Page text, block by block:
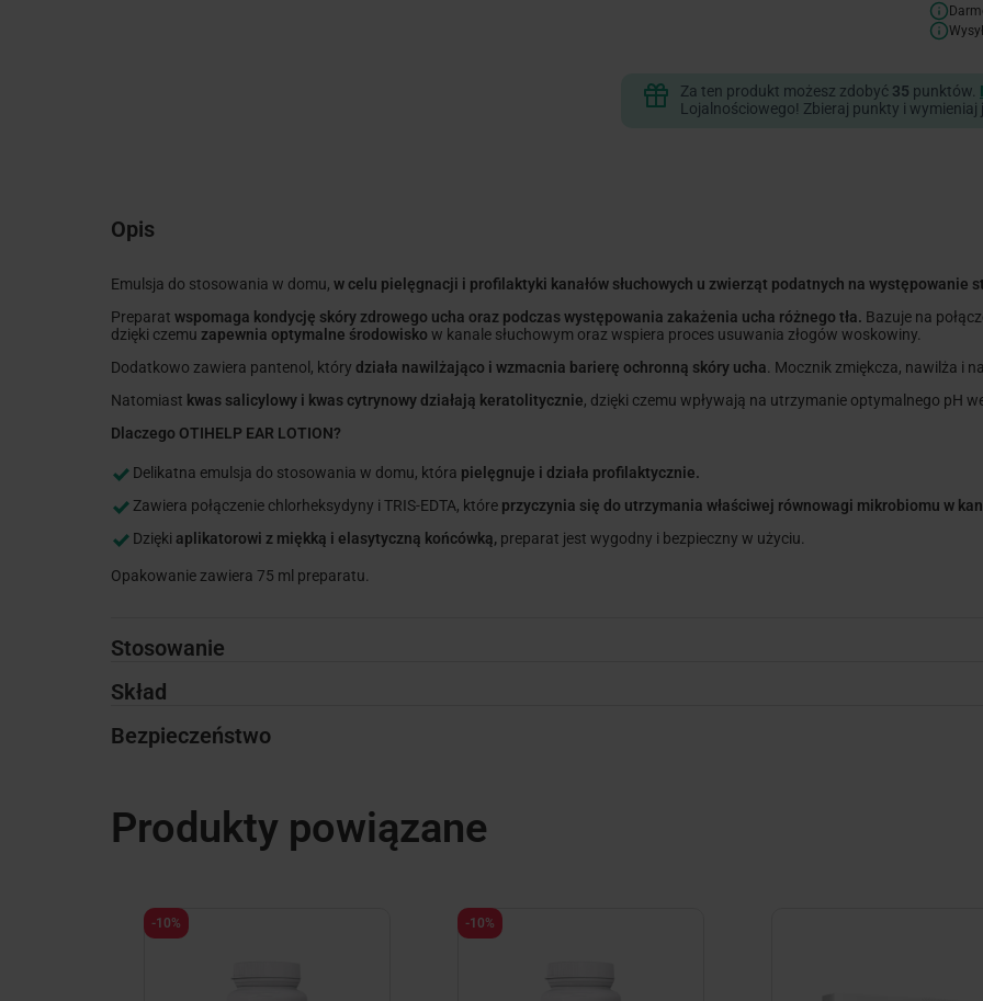
Za ten produkt możesz zdobyć 35 punktów.
Lojalnościowego! Zbieraj punkty i wymieniaj
Opis
Emulsja do stosowania w domu, w celu pielęgnacji i profilaktyki kanałów słuchowych u zwierząt podatnych na występowanie
Preparat wspomaga kondycję skóry zdrowego ucha oraz podczas występowania zakażenia ucha różnego tła. Bazuje na
dzięki czemu zapewnia optymalne środowisko w kanale słuchowym oraz wspiera proces usuwania złogów woskowiny.
Dodatkowo zawiera pantenol, który działa nawilżająco i wzmacnia barierę ochronną skóry ucha . Mocznik zmiękcza, nawilża i
Natomiast kwas salicylowy i kwas cytrynowy działają keratolitycznie, dzięki czemu wpływają na utrzymanie optymalnego pH
Dlaczego OTIHELP EAR LOTION?
Delikatna emulsja do stosowania w domu, która pielęgnuje i działa profilaktycznie.
Zawiera połączenie chlorheksydyny i TRIS-EDTA, które przyczynia się do utrzymania właściwej równowagi mikrobiomu w
Dzięki aplikatorowi z miękką i elasytyczną końcówką,preparat jest wygodny i bezpieczny w użyciu.
Opakowanie zawiera 75 ml preparatu.
Stosowanie
Skład
Bezpieczeństwo
Produkty powiązane
-10% -10%